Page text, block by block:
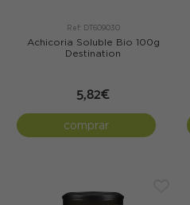
Ref: DT609030
Achicoria Soluble Bio 100g
Destination
5,82€
comprar